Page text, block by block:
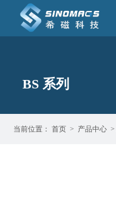
BS 系列
当前位置： 首页 > 产品中心 >